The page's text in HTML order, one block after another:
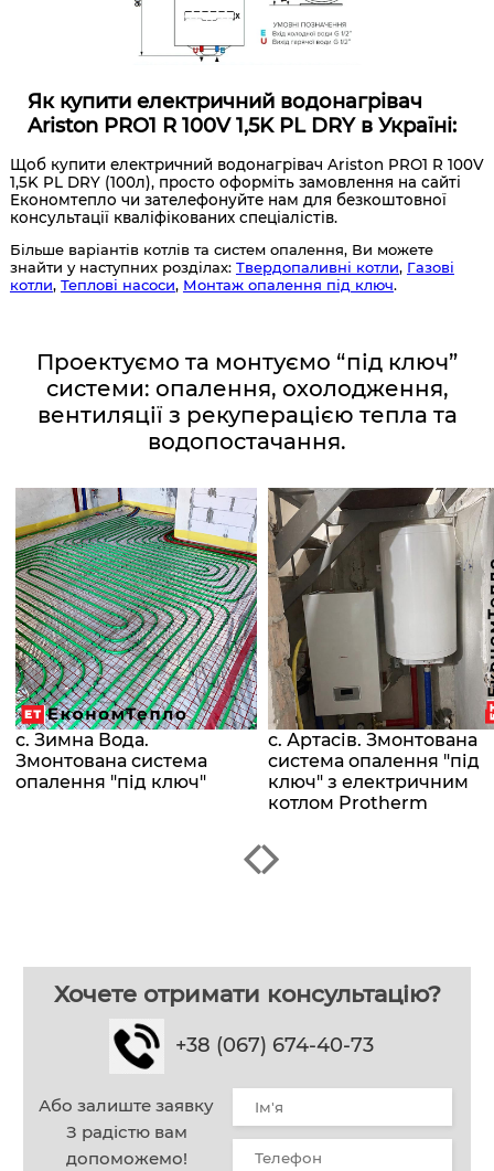
Як купити електричний водонагрівач
Ariston PRO1 R 100V 1,5K PL DRY в Україні:
Щоб купити електричний водонагрівач Ariston PRO1 R 100V
1,5K PL DRY (100л), просто оформіть замовлення на сайті
Економтепло чи зателефонуйте нам для безкоштовної
консультації кваліфікованих спеціалістів.
Більше варіантів котлів та систем опалення, Ви можете
знайти у наступних розділах: Твердопаливні котли, Газові
котли, Теплові насоси, Монтаж опалення під ключ.
Проектуємо та монтуємо “під ключ”
системи: опалення, охолодження,
вентиляції з рекуперацією тепла та
водопостачання.
с. Зимна Вода.
Змонтована система
опалення "під ключ"
с. Артасів. Змонтована
система опалення "під
ключ" з електричним
котлом Protherm
Хочете отримати консультацію?
+38 (067) 674-40-73
Або залиште заявку
З радістю вам
допоможемо!